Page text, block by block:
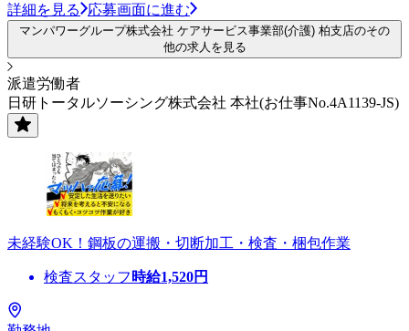
詳細を見る 応募画面に進む
マンパワーグループ株式会社 ケアサービス事業部(介護) 柏支店のその
他の求人を見る
派遣労働者
日研トータルソーシング株式会社 本社(お仕事No.4A1139-JS)
未経験OK！鋼板の運搬・切断加工・検査・梱包作業
検査スタッフ 時給1,520円